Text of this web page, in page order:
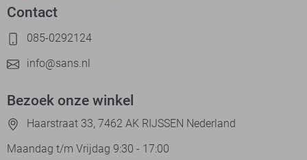
Contact
085-0292124
info@sans.nl
Bezoek onze winkel
Haarstraat 33, 7462 AK RIJSSEN Nederland
Maandag t/m Vrijdag 9:30 - 17:00